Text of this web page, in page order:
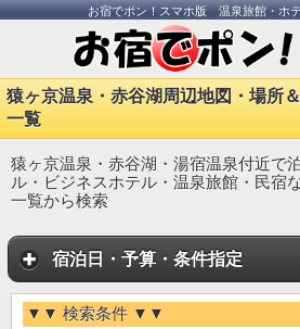
お宿でポン！スマホ版 温泉旅館・ホ
猿ヶ京温泉・赤谷湖周辺地図・場所
一覧
猿ヶ京温泉・赤谷湖・湯宿温泉付近で
ル・ビジネスホテル・温泉旅館・民宿
一覧から検索
宿泊日・予算・条件指定
▼▼ 検索条件 ▼▼